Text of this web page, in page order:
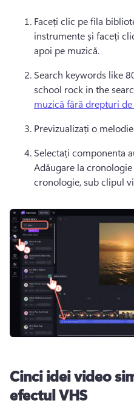
Faceți clic pe fila
instrumente și faceți
apoi pe muzică.
Search keywords like
school rock in the
muzică fără drepturi
Previzualizați o
Selectați componenta
Adăugare la
cronologie, sub clipul
Cinci idei video
efectul VHS